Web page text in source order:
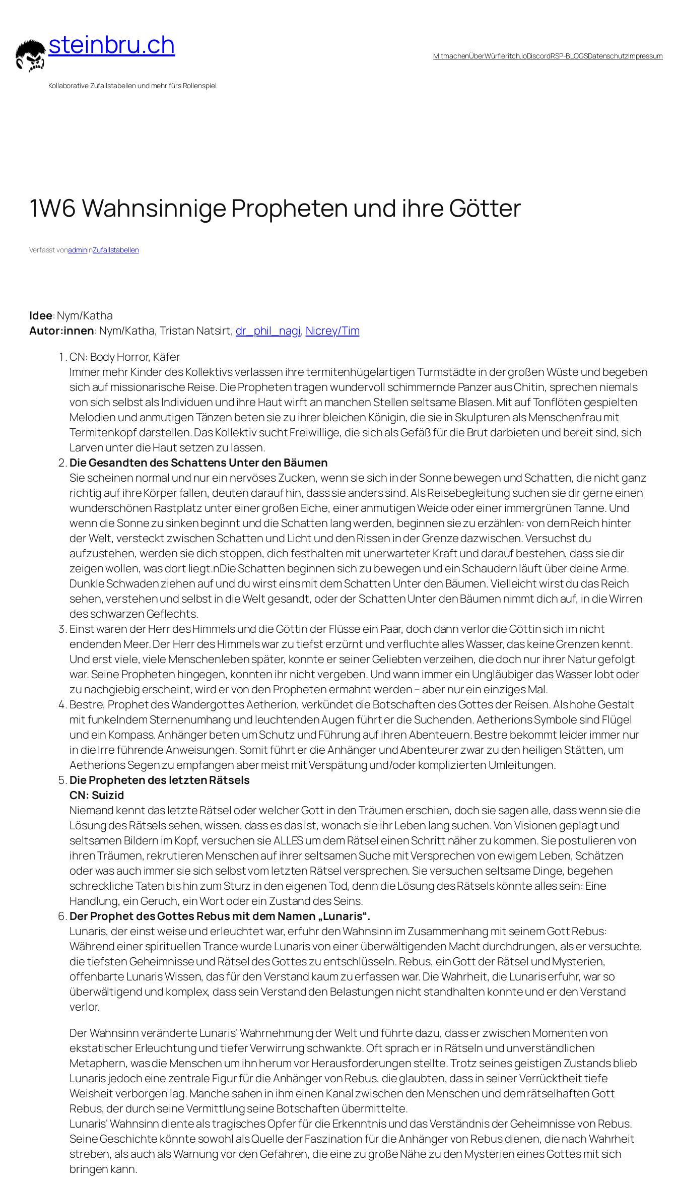
springen steinbru.ch
Kollaborative Zufallstabellen und mehr fürs Rollenspiel.
MitmachenÜberWürfleritch.ioDiscordRSP-BLOGSDatenschutzImpressum
1W6 Wahnsinnige Propheten und ihre Götter
Verfasst vonadmininZufallstabellen
Idee: Nym/Katha
Autor:innen: Nym/Katha, Tristan Natsirt, dr_phil_nagi, Nicrey/Tim
CN: Body Horror, Käfer
Immer mehr Kinder des Kollektivs verlassen ihre termitenhügelartigen Turmstädte in der großen Wüste und begeben
sich auf missionarische Reise. Die Propheten tragen wundervoll schimmernde Panzer aus Chitin, sprechen niemals
von sich selbst als Individuen und ihre Haut wirft an manchen Stellen seltsame Blasen. Mit auf Tonflöten gespielten
Melodien und anmutigen Tänzen beten sie zu ihrer bleichen Königin, die sie in Skulpturen als Menschenfrau mit
Termitenkopf darstellen. Das Kollektiv sucht Freiwillige, die sich als Gefäß für die Brut darbieten und bereit sind, sich
Larven unter die Haut setzen zu lassen.
Die Gesandten des Schattens Unter den Bäumen
Sie scheinen normal und nur ein nervöses Zucken, wenn sie sich in der Sonne bewegen und Schatten, die nicht ganz
richtig auf ihre Körper fallen, deuten darauf hin, dass sie anders sind. Als Reisebegleitung suchen sie dir gerne einen
wunderschönen Rastplatz unter einer großen Eiche, einer anmutigen Weide oder einer immergrünen Tanne. Und
wenn die Sonne zu sinken beginnt und die Schatten lang werden, beginnen sie zu erzählen: von dem Reich hinter
der Welt, versteckt zwischen Schatten und Licht und den Rissen in der Grenze dazwischen. Versuchst du
aufzustehen, werden sie dich stoppen, dich festhalten mit unerwarteter Kraft und darauf bestehen, dass sie dir
zeigen wollen, was dort liegt.nDie Schatten beginnen sich zu bewegen und ein Schaudern läuft über deine Arme.
Dunkle Schwaden ziehen auf und du wirst eins mit dem Schatten Unter den Bäumen. Vielleicht wirst du das Reich
sehen, verstehen und selbst in die Welt gesandt, oder der Schatten Unter den Bäumen nimmt dich auf, in die Wirren
des schwarzen Geflechts.
Einst waren der Herr des Himmels und die Göttin der Flüsse ein Paar, doch dann verlor die Göttin sich im nicht
endenden Meer. Der Herr des Himmels war zu tiefst erzürnt und verfluchte alles Wasser, das keine Grenzen kennt.
Und erst viele, viele Menschenleben später, konnte er seiner Geliebten verzeihen, die doch nur ihrer Natur gefolgt
war. Seine Propheten hingegen, konnten ihr nicht vergeben. Und wann immer ein Ungläubiger das Wasser lobt oder
zu nachgiebig erscheint, wird er von den Propheten ermahnt werden – aber nur ein einziges Mal.
Bestre, Prophet des Wandergottes Aetherion, verkündet die Botschaften des Gottes der Reisen. Als hohe Gestalt
mit funkelndem Sternenumhang und leuchtenden Augen führt er die Suchenden. Aetherions Symbole sind Flügel
und ein Kompass. Anhänger beten um Schutz und Führung auf ihren Abenteuern. Bestre bekommt leider immer nur
in die Irre führende Anweisungen. Somit führt er die Anhänger und Abenteurer zwar zu den heiligen Stätten, um
Aetherions Segen zu empfangen aber meist mit Verspätung und/oder komplizierten Umleitungen.
Die Propheten des letzten Rätsels
CN: Suizid
Niemand kennt das letzte Rätsel oder welcher Gott in den Träumen erschien, doch sie sagen alle, dass wenn sie die
Lösung des Rätsels sehen, wissen, dass es das ist, wonach sie ihr Leben lang suchen. Von Visionen geplagt und
seltsamen Bildern im Kopf, versuchen sie ALLES um dem Rätsel einen Schritt näher zu kommen. Sie postulieren von
ihren Träumen, rekrutieren Menschen auf ihrer seltsamen Suche mit Versprechen von ewigem Leben, Schätzen
oder was auch immer sie sich selbst vom letzten Rätsel versprechen. Sie versuchen seltsame Dinge, begehen
schreckliche Taten bis hin zum Sturz in den eigenen Tod, denn die Lösung des Rätsels könnte alles sein: Eine
Handlung, ein Geruch, ein Wort oder ein Zustand des Seins.
Der Prophet des Gottes Rebus mit dem Namen „Lunaris“.
Lunaris, der einst weise und erleuchtet war, erfuhr den Wahnsinn im Zusammenhang mit seinem Gott Rebus:
Während einer spirituellen Trance wurde Lunaris von einer überwältigenden Macht durchdrungen, als er versuchte,
die tiefsten Geheimnisse und Rätsel des Gottes zu entschlüsseln. Rebus, ein Gott der Rätsel und Mysterien,
offenbarte Lunaris Wissen, das für den Verstand kaum zu erfassen war. Die Wahrheit, die Lunaris erfuhr, war so
überwältigend und komplex, dass sein Verstand den Belastungen nicht standhalten konnte und er den Verstand
verlor.
Der Wahnsinn veränderte Lunaris‘ Wahrnehmung der Welt und führte dazu, dass er zwischen Momenten von
ekstatischer Erleuchtung und tiefer Verwirrung schwankte. Oft sprach er in Rätseln und unverständlichen
Metaphern, was die Menschen um ihn herum vor Herausforderungen stellte. Trotz seines geistigen Zustands blieb
Lunaris jedoch eine zentrale Figur für die Anhänger von Rebus, die glaubten, dass in seiner Verrücktheit tiefe
Weisheit verborgen lag. Manche sahen in ihm einen Kanal zwischen den Menschen und dem rätselhaften Gott
Rebus, der durch seine Vermittlung seine Botschaften übermittelte.
Lunaris‘ Wahnsinn diente als tragisches Opfer für die Erkenntnis und das Verständnis der Geheimnisse von Rebus.
Seine Geschichte könnte sowohl als Quelle der Faszination für die Anhänger von Rebus dienen, die nach Wahrheit
streben, als auch als Warnung vor den Gefahren, die eine zu große Nähe zu den Mysterien eines Gottes mit sich
bringen kann.